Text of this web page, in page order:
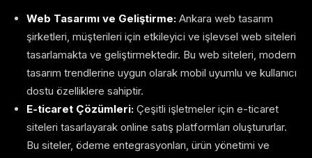
Web Tasarımı ve Geliştirme: Ankara web tasarım
şirketleri, müşterileri için etkileyici ve işlevsel web siteleri
tasarlamakta ve geliştirmektedir. Bu web siteleri, modern
tasarım trendlerine uygun olarak mobil uyumlu ve kullanıcı
dostu özelliklere sahiptir.
E-ticaret Çözümleri: Çeşitli işletmeler için e-ticaret
siteleri tasarlayarak online satış platformları oluştururlar.
Bu siteler, ödeme entegrasyonları, ürün yönetimi ve